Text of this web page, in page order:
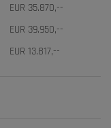
EUR 35.870,--
EUR 39.950,--
EUR 13.817,--